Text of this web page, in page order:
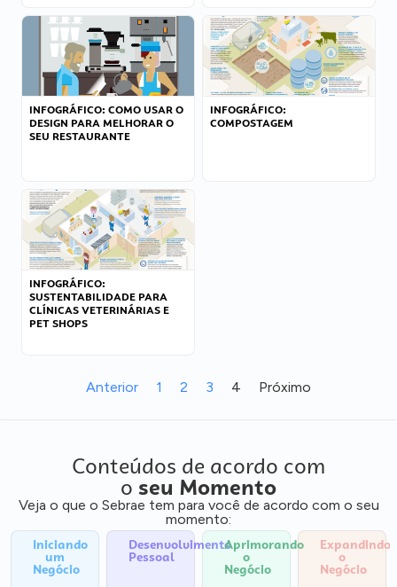
INFOGRÁFICO: COMO USAR O
DESIGN PARA MELHORAR O
SEU RESTAURANTE
INFOGRÁFICO:
COMPOSTAGEM
INFOGRÁFICO:
SUSTENTABILIDADE PARA
CLÍNICAS VETERINÁRIAS E
PET SHOPS
Anterior 1 2 3 4 Próximo
Conteúdos de acordo com
o seu Momento
Veja o que o Sebrae tem para você de acordo com o seu
momento:
Iniciando
um
Negócio
Desenvolvimento
Pessoal
Aprimorando
o
Negócio
Expandindo
o
Negócio